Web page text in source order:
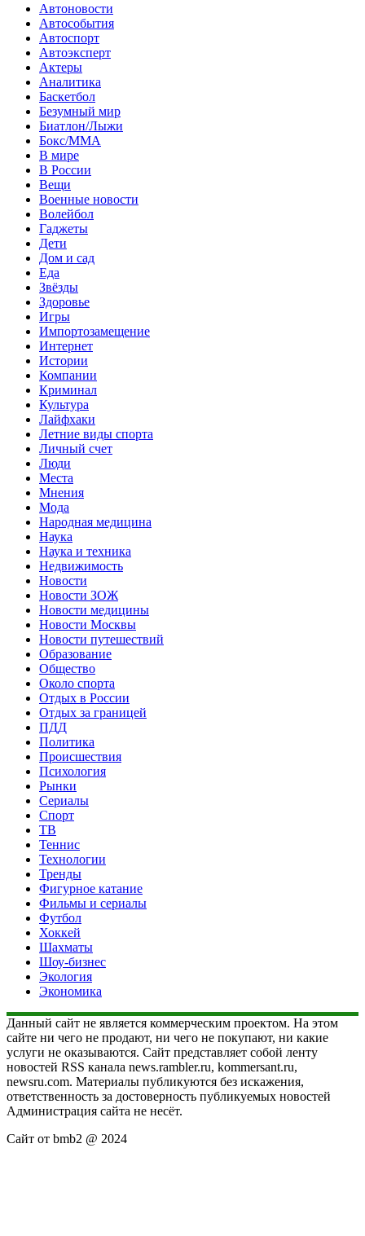
Автоновости
Автособытия
Автоспорт
Автоэксперт
Актеры
Аналитика
Баскетбол
Безумный мир
Биатлон/Лыжи
Бокс/MMA
В мире
В России
Вещи
Военные новости
Волейбол
Гаджеты
Дети
Дом и сад
Еда
Звёзды
Здоровье
Игры
Импортозамещение
Интернет
Истории
Компании
Криминал
Культура
Лайфхаки
Летние виды спорта
Личный счет
Люди
Места
Мнения
Мода
Народная медицина
Наука
Наука и техника
Недвижимость
Новости
Новости ЗОЖ
Новости медицины
Новости Москвы
Новости путешествий
Образование
Общество
Около спорта
Отдых в России
Отдых за границей
ПДД
Политика
Происшествия
Психология
Рынки
Сериалы
Спорт
ТВ
Теннис
Технологии
Тренды
Фигурное катание
Фильмы и сериалы
Футбол
Хоккей
Шахматы
Шоу-бизнес
Экология
Экономика
Данный сайт не является коммерческим проектом. На этом
сайте ни чего не продают, ни чего не покупают, ни какие
услуги не оказываются. Сайт представляет собой ленту
новостей RSS канала news.rambler.ru, kommersant.ru,
newsru.com. Материалы публикуются без искажения,
ответственность за достоверность публикуемых новостей
Администрация сайта не несёт.
Сайт от bmb2 @ 2024